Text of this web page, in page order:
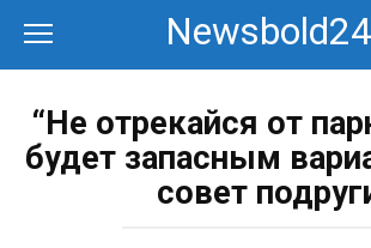
контенту
Newsbold24
“Не отрекайся от
будет запасным
совет